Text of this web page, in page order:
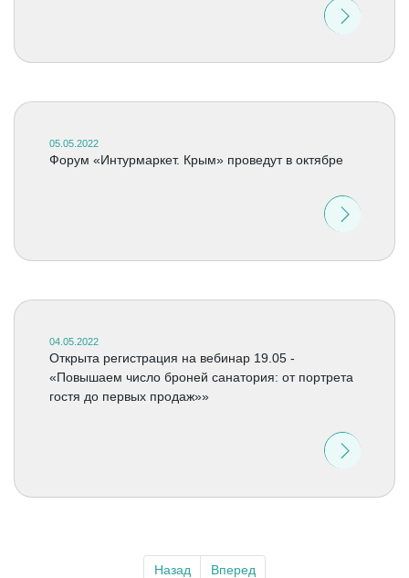
05.05.2022
Форум «Интурмаркет. Крым» проведут в октябре
04.05.2022
Открыта регистрация на вебинар 19.05 -
«Повышаем число броней санатория: от портрета
гостя до первых продаж»»
Назад Вперед